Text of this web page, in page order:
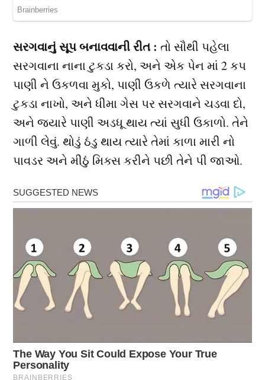
સરગવાનું સૂપ બનાવવાની રીત : તો સૌથી પહેલા
સરગવાના નાના ટુકડા કરો, અને એક પેન માં 2 કપ
પાણી ને ઉકળવા મુકો, પાણી ઉકળે ત્યારે સરગવાના
ટુકડા નાખો, અને ધીમા ગેસ પર સરગવાને ચડવા દો,
અને જયારે પાણી અડધૂ થાય ત્યાં સુધી ઉકાળો. તેને
ગાળી લેવું. થોડું ઠંડુ થાય ત્યારે તેમાં કાળા મારી નો
પાવડર અને મીઠું મિક્સ કરીને પછી તેને પી જાઓ.